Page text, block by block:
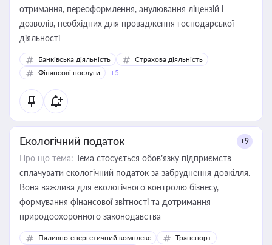
отримання, переоформлення, анулювання ліцензій і
дозволів, необхідних для провадження господарської
діяльності
Банківська діяльність
Страхова діяльність
Фінансові послуги
+5
Екологічний податок +9
Про що тема: Тема стосується обов’язку підприємств
сплачувати екологічний податок за забруднення довкілля.
Вона важлива для екологічного контролю бізнесу,
формування фінансової звітності та дотримання
природоохоронного законодавства
Паливно-енергетичний комплекс
Транспорт